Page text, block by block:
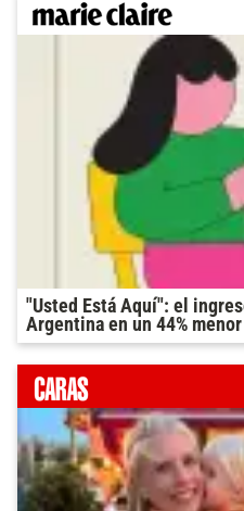
"Usted Está Aquí": el
Argentina en un 44%